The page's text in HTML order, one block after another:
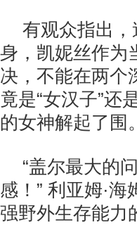
有观众指出
身，凯妮丝作为
决，不能在两个
竟是“女汉子”还
的女神解起了围。
“盖尔最大的
感！” 利亚姆·
强野外生存能力